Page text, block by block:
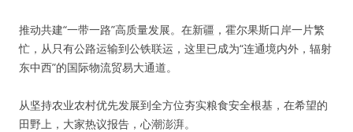
推动共建“一带一路”高质量发展。在新疆，霍尔果斯口岸一片繁
忙，从只有公路运输到公铁联运，这里已成为“连通境内外，辐射
东中西”的国际物流贸易大通道。
从坚持农业农村优先发展到全方位夯实粮食安全根基，在希望的
田野上，大家热议报告，心潮澎湃。